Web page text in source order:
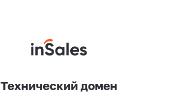
Технический домен